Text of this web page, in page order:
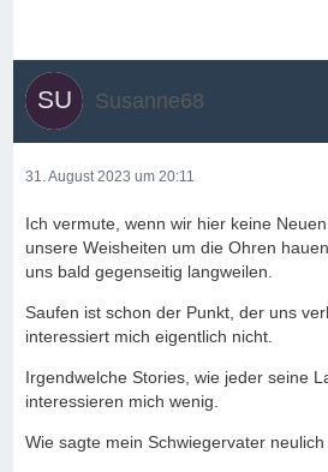
Susanne68
31. August 2023 um 20:11
Ich vermute, wenn wir hier keine
unsere Weisheiten um die Ohren
uns bald gegenseitig langweilen.
Saufen ist schon der Punkt, der uns
interessiert mich eigentlich nicht.
Irgendwelche Stories, wie jeder seine
interessieren mich wenig.
Wie sagte mein Schwiegervater